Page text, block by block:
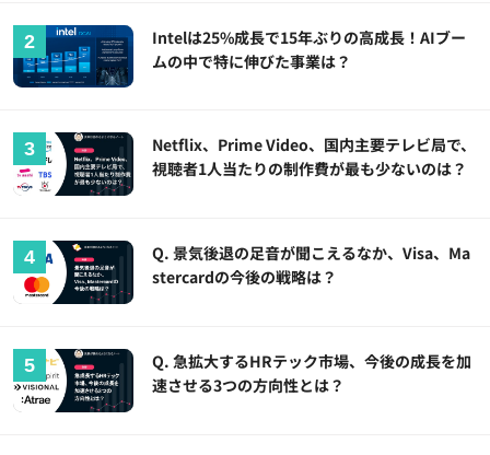
Intelは25%成長で15年ぶりの高成長！AIブー
ムの中で特に伸びた事業は？
Netflix、Prime Video、国内主要テレビ局で、
視聴者1人当たりの制作費が最も少ないのは？
Q. 景気後退の足音が聞こえるなか、Visa、Ma
stercardの今後の戦略は？
Q. 急拡大するHRテック市場、今後の成長を加
速させる3つの方向性とは？